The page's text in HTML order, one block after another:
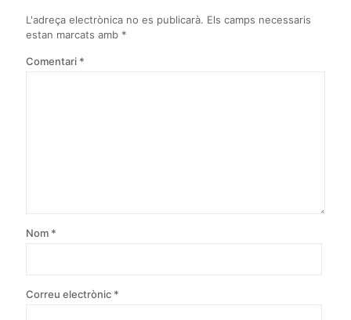
L'adreça electrònica no es publicarà. Els camps necessaris
estan marcats amb *
Comentari *
Nom *
Correu electrònic *